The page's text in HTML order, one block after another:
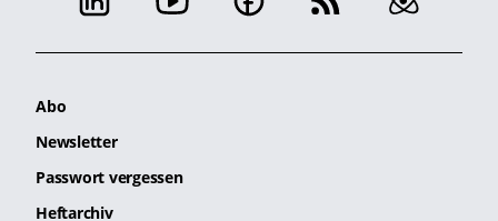
Abo
Newsletter
Passwort vergessen
Heftarchiv